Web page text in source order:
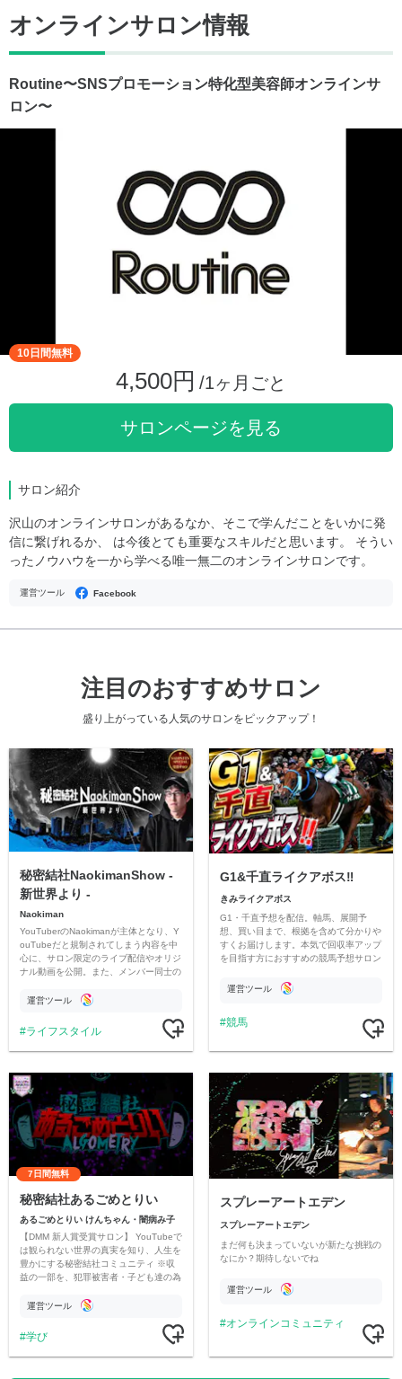
オンラインサロン情報
Routine〜SNSプロモーション特化型美容師オンラインサ
ロン〜
10日間無料
4,500円 /1ヶ月ごと
サロンページを見る
サロン紹介
沢山のオンラインサロンがあるなか、そこで学んだことをいかに発
信に繋げれるか、 は今後とても重要なスキルだと思います。 そうい
ったノウハウを一から学べる唯一無二のオンラインサロンです。
運営ツール Facebook
注目のおすすめサロン
盛り上がっている人気のサロンをピックアップ！
秘密結社NaokimanShow -
新世界より -
Naokiman
YouTuberのNaokimanが主体となり、Y
ouTubeだと規制されてしまう内容を中
心に、サロン限定のライブ配信やオリジ
ナル動画を公開。また、メンバー同士の
ただいています。
運営ツール
ライフスタイル
G1&千直ライクアボス‼️
きみライクアボス
G1・千直予想を配信。軸馬、展開予
想、買い目まで、根拠を含めて分かりや
すくお届けします。本気で回収率アップ
を目指す方におすすめの競馬予想サロン
運営ツール
競馬
7日間無料
秘密結社あるごめとりい
あるごめとりい けんちゃん・闇病み子
【DMM 新人賞受賞サロン】 YouTubeで
は観られない世界の真実を知り、人生を
豊かにする秘密結社コミュニティ ※収
益の一部を、犯罪被害者・子ども達の為
す運営ツール
学び
スプレーアートエデン
スプレーアートエデン
まだ何も決まっていないが新たな挑戦の
なにか？期待しないでね
運営ツール
オンラインコミュニティ